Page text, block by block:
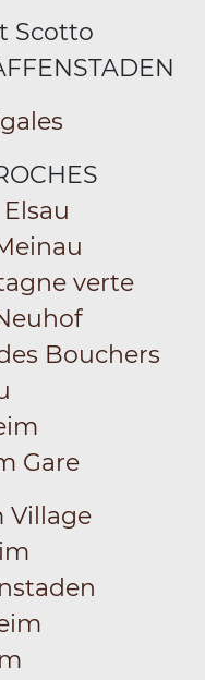
Scotto
verte
Bouchers
Gare
Village